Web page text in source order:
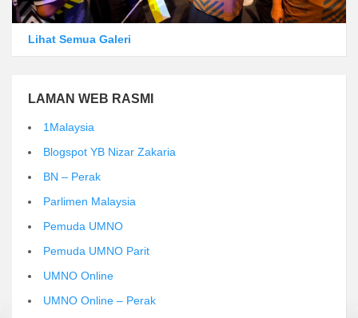
Lihat Semua Galeri
LAMAN WEB RASMI
1Malaysia
Blogspot YB Nizar Zakaria
BN – Perak
Parlimen Malaysia
Pemuda UMNO
Pemuda UMNO Parit
UMNO Online
UMNO Online – Perak